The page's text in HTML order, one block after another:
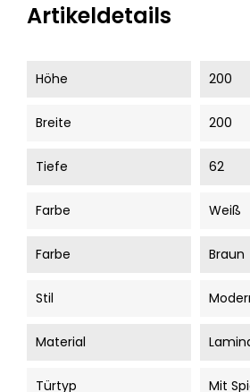
Artikeldetails
Höhe 200
Breite 200
Tiefe 62
Farbe Weiß
Farbe Braun
Stil
Material
Türtyp Mit